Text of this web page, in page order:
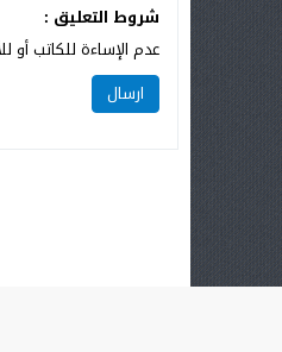
شروط التعليق :
عدم الإساءة للكاتب أو